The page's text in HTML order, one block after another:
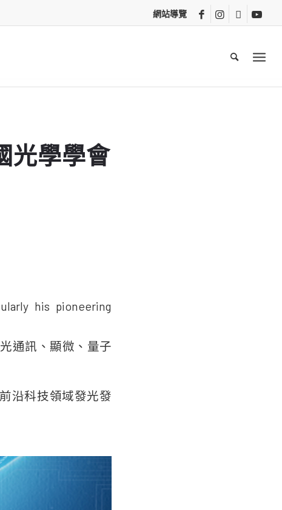
網站導覽
光學學會
his pioneering
通訊、顯微、量子
沿科技領域發光發